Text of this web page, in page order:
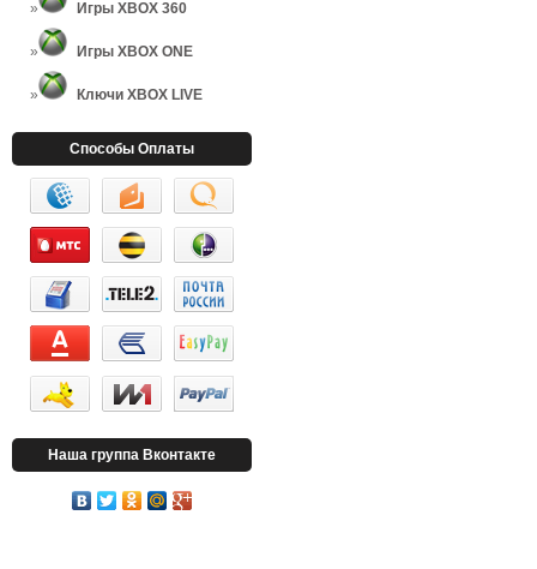
Игры XBOX 360
Игры XBOX ONE
Ключи XBOX LIVE
Способы Оплаты
Наша группа Вконтакте